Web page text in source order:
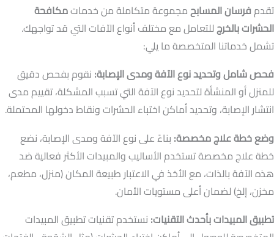
تقدمفرسان المسابحمجموعة متكاملة من خدماتمكافحة
الحشرات بالخرجللتعامل مع مختلف أنواع الآفات التي قد تواجهك.
تشمل خدماتنا المتخصصة ما يلي:
فحص شامل وتحديد نوع الآفة ومدى الإصابة: نقوم بفحص دقيق
للمنزل أو المنشأة لتحديد نوع الآفة التي تسبب المشكلة، تقييم مدى
انتشار الإصابة، وتحديد أماكن اختباء الحشرات ونقاط دخولها المحتملة.
وضع خطة علاج مخصصة: بناءً على نوع الآفة ومدى الإصابة، نضع
خطة علاج مخصصة تستخدم الأساليب والمبيدات الأكثر فعالية ضد
هذه الآفة بالذات، مع الأخذ في الاعتبار طبيعة المكان (منزل، مطعم،
مخزن، إلخ) لضمان أعلى مستويات الأمان.
تطبيق المبيدات بأحدث التقنيات: نستخدم تقنيات تطبيق المبيدات